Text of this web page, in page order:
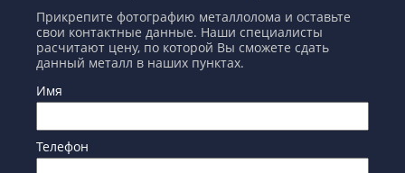
Прикрепите фотографию металлолома и оставьте
свои контактные данные. Наши специалисты
расчитают цену, по которой Вы сможете сдать
данный металл в наших пунктах.
Имя
Телефон